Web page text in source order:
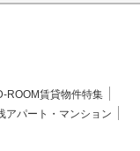
ROOM賃貸物件特集
アパート・マンション